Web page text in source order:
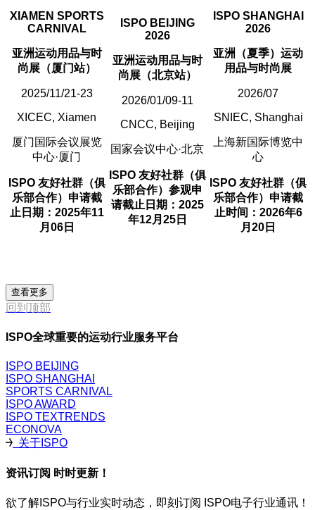
XIAMEN SPORTS
CARNIVAL
亚洲运动用品与时
尚展（厦门站）
2025/11/21-23
XICEC, Xiamen
厦门国际会议展览
中心·厦门
ISPO 友好社群（俱
乐部合作）申请截
止日期：2025年11
月06日
ISPO BEIJING
2026
亚洲运动用品与时
尚展（北京站）
2026/01/09-11
CNCC, Beijing
国家会议中心·北京
ISPO 友好社群（俱
乐部合作）参观申
请截止日期：2025
年12月25日
ISPO SHANGHAI
2026
亚洲（夏季）运动
用品与时尚展
2026/07
SNIEC, Shanghai
上海新国际博览中
心
ISPO 友好社群（俱
乐部合作）申请截
止时间：2026年6
月20日
查看更多
回到顶部
ISPO全球重要的运动行业服务平台
ISPO BEIJING
ISPO SHANGHAI
SPORTS CARNIVAL
ISPO AWARD
ISPO TEXTRENDS
ECONOVA
关于ISPO
资讯订阅 时时更新！
欲了解ISPO与行业实时动态，即刻订阅 ISPO电子行业通讯！